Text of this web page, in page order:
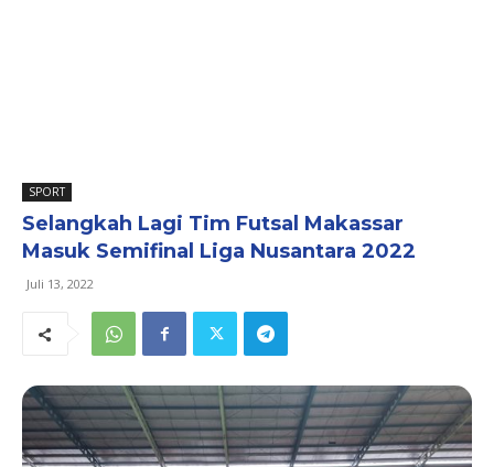
SPORT
Selangkah Lagi Tim Futsal Makassar
Masuk Semifinal Liga Nusantara 2022
Juli 13, 2022